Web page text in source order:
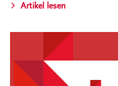
Artikel lesen